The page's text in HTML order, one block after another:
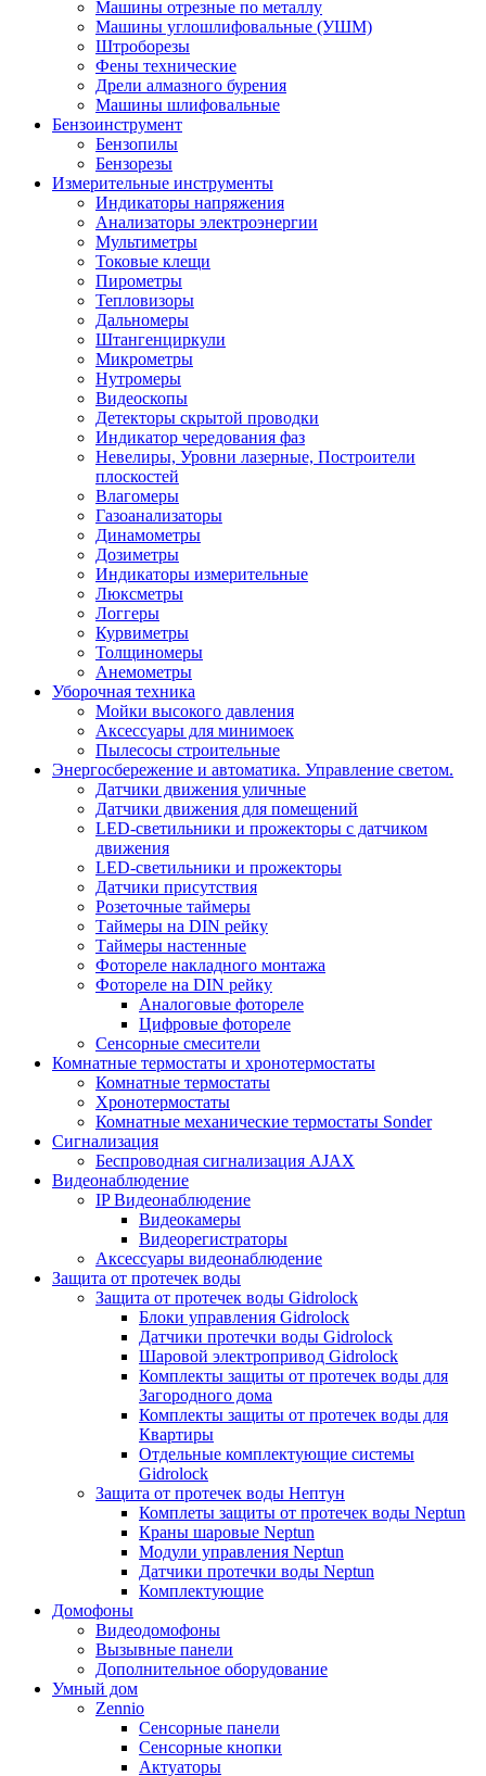
Машины отрезные по металлу
Машины углошлифовальные (УШМ)
Штроборезы
Фены технические
Дрели алмазного бурения
Машины шлифовальные
Бензоинструмент
Бензопилы
Бензорезы
Измерительные инструменты
Индикаторы напряжения
Анализаторы электроэнергии
Мультиметры
Токовые клещи
Пирометры
Тепловизоры
Дальномеры
Штангенциркули
Микрометры
Нутромеры
Видеоскопы
Детекторы скрытой проводки
Индикатор чередования фаз
Невелиры, Уровни лазерные, Построители
плоскостей
Влагомеры
Газоанализаторы
Динамометры
Дозиметры
Индикаторы измерительные
Люксметры
Логгеры
Курвиметры
Толщиномеры
Анемометры
Уборочная техника
Мойки высокого давления
Аксессуары для минимоек
Пылесосы строительные
Энергосбережение и автоматика. Управление светом.
Датчики движения уличные
Датчики движения для помещений
LED-светильники и прожекторы с датчиком
движения
LED-светильники и прожекторы
Датчики присутствия
Розеточные таймеры
Таймеры на DIN рейку
Таймеры настенные
Фотореле накладного монтажа
Фотореле на DIN рейку
Аналоговые фотореле
Цифровые фотореле
Сенсорные смесители
Комнатные термостаты и хронотермостаты
Комнатные термостаты
Хронотермостаты
Комнатные механические термостаты Sonder
Сигнализация
Беспроводная сигнализация AJAX
Видеонаблюдение
IP Видеонаблюдение
Видеокамеры
Видеорегистраторы
Аксессуары видеонаблюдение
Защита от протечек воды
Защита от протечек воды Gidrolock
Блоки управления Gidrolock
Датчики протечки воды Gidrolock
Шаровой электропривод Gidrolock
Комплекты защиты от протечек воды для
Загородного дома
Комплекты защиты от протечек воды для
Квартиры
Отдельные комплектующие системы
Gidrolock
Защита от протечек воды Нептун
Комплеты защиты от протечек воды Neptun
Краны шаровые Neptun
Модули управления Neptun
Датчики протечки воды Neptun
Комплектующие
Домофоны
Видеодомофоны
Вызывные панели
Дополнительное оборудование
Умный дом
Zennio
Сенсорные панели
Сенсорные кнопки
Актуаторы